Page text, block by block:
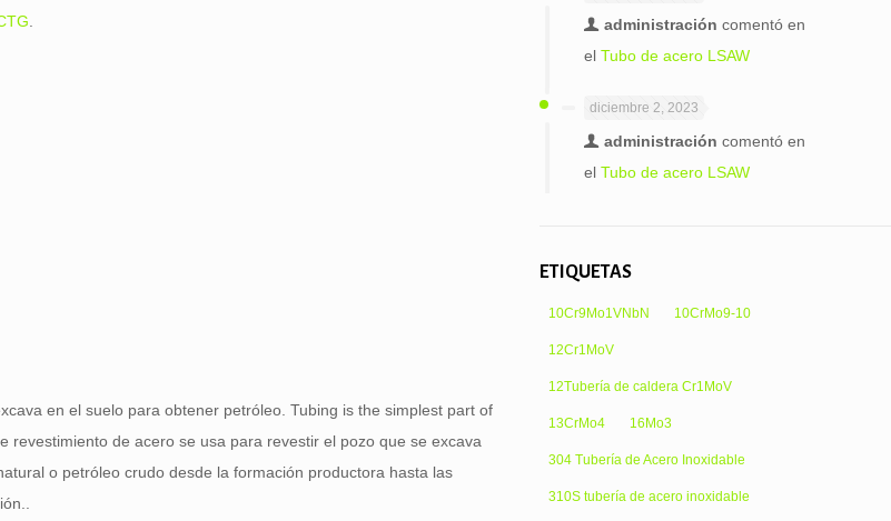
en el suelo para obtener petróleo.Tubing is the simplest part of
revestimiento de acero se usa para revestir el pozo que se excava
o petróleo crudo desde la formación productora hasta las
administración comentó en
el Tubo de acero LSAW
diciembre 2, 2023
administración comentó en
el Tubo de acero LSAW
ETIQUETAS
10Cr9Mo1VNbN 10CrMo9-10
12Cr1MoV
12Tubería de caldera Cr1MoV
13CrMo4 16Mo3
304 Tubería de Acero Inoxidable
310S tubería de acero inoxidable